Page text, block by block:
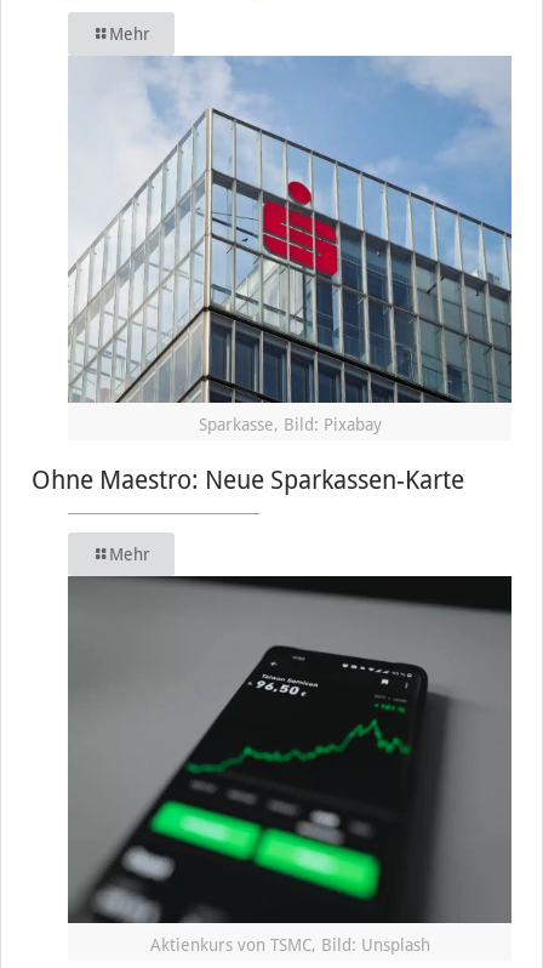
Mehr
Sparkasse, Bild: Pixabay
Ohne Maestro: Neue Sparkassen-Karte
Mehr
Aktienkurs von TSMC, Bild: Unsplash